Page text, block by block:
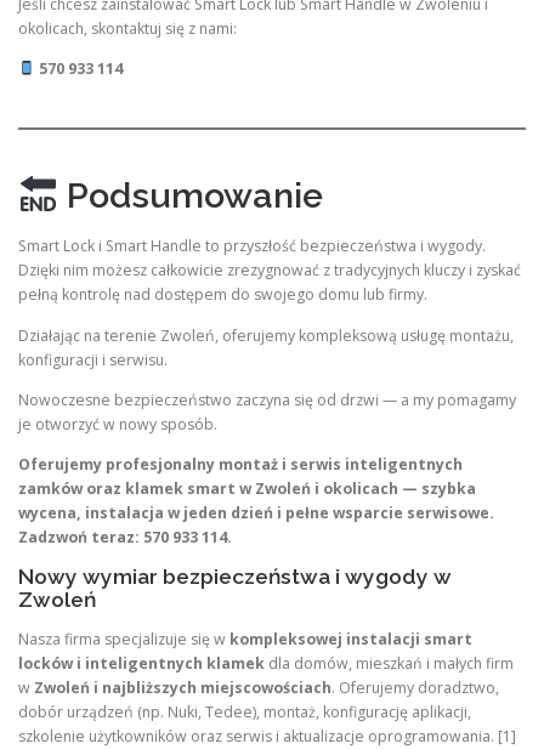
okolicach, skontaktuj się z nami:
570 933 114
Podsumowanie
Smart Lock i Smart Handle to przyszłość bezpieczeństwa i wygody.
Dzięki nim możesz całkowicie zrezygnować z tradycyjnych kluczy i zyskać
pełną kontrolę nad dostępem do swojego domu lub firmy.
Działając na terenie Zwoleń, oferujemy kompleksową usługę montażu,
konfiguracji i serwisu.
Nowoczesne bezpieczeństwo zaczyna się od drzwi — a my pomagamy
je otworzyć w nowy sposób.
Oferujemy profesjonalny montaż i serwis inteligentnych
zamków oraz klamek smart w Zwoleń i okolicach — szybka
wycena, instalacja w jeden dzień i pełne wsparcie serwisowe.
Zadzwoń teraz: 570 933 114.
Nowy wymiar bezpieczeństwa i wygody w
Zwoleń
Nasza firma specjalizuje się w kompleksowej instalacji smart
locków i inteligentnych klamek dla domów, mieszkań i małych firm
w Zwoleń i najbliższych miejscowościach. Oferujemy doradztwo,
dobór urządzeń (np. Nuki, Tedee), montaż, konfigurację aplikacji,
szkolenie użytkowników oraz serwis i aktualizacje oprogramowania. [1]